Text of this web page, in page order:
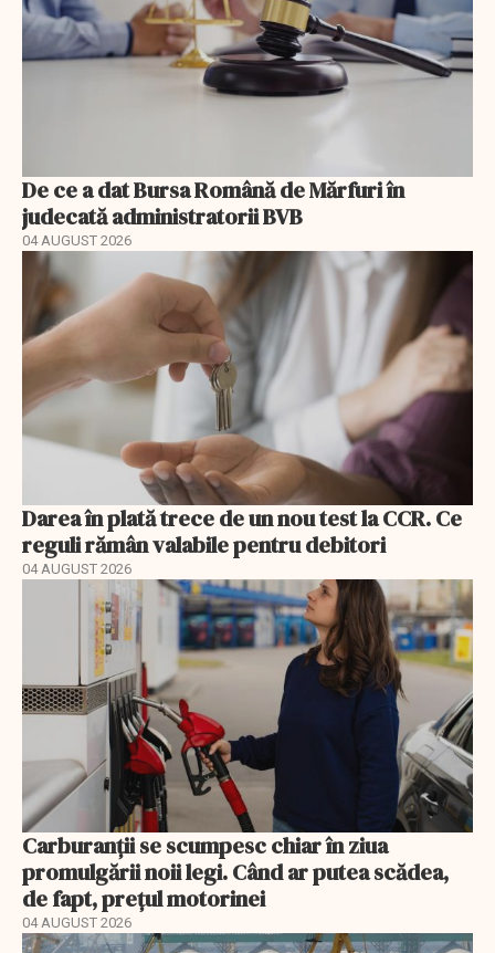
De ce a dat Bursa Română de Mărfuri în
judecată administratorii BVB
04 AUGUST 2026
Darea în plată trece de un nou test la CCR. Ce
reguli rămân valabile pentru debitori
04 AUGUST 2026
Carburanții se scumpesc chiar în ziua
promulgării noii legi. Când ar putea scădea,
de fapt, prețul motorinei
04 AUGUST 2026